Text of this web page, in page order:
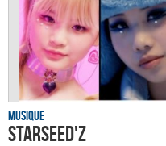
Musique
STARSEED'Z